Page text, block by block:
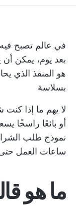
في عالم تصبح فيه
بعد يوم، يمكن
هو المنقذ الذي
بسلاسة
لا يهم ما إذا
أو بائعًا راسخًا
نموذج طلب
ساعات العمل
ما هو